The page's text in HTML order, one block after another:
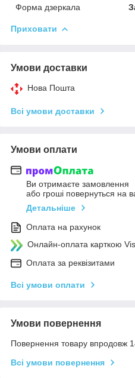
Форма дзеркала
Приховати
Умови доставки
Нова Пошта
Всі умови доставки
Умови оплати
Ви отримаєте замовлення
або гроші повернуться на
Детальніше
Оплата на рахунок
Онлайн-оплата карткою
Оплата за реквізитами
Всі умови оплати
Умови повернення
Повернення товару впродовж
Всі умови повернення